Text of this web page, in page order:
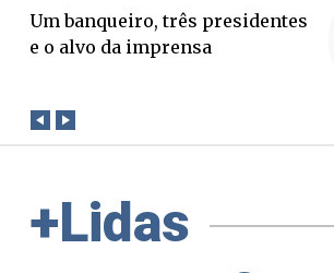
O Boato corre mais rápido que a
verdade. Mas quem paga a
+Lidas